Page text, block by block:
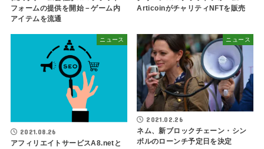
フォームの提供を開始－ゲーム内
アイテムを流通
ArticoinがチャリティNFTを販売
ニュース
2021.08.26
アフィリエイトサービスA8.netと
ニュース
2021.02.26
ネム、新ブロックチェーン・シン
ボルのローンチ予定日を決定